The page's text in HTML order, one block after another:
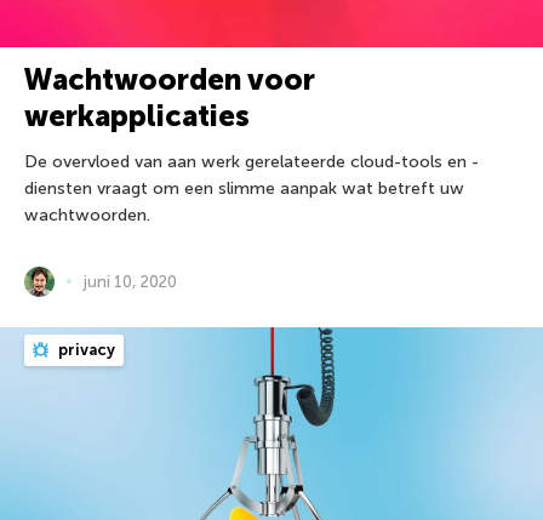
Wachtwoorden voor
werkapplicaties
De overvloed van aan werk gerelateerde cloud-tools en -
diensten vraagt om een slimme aanpak wat betreft uw
wachtwoorden.
juni 10, 2020
privacy